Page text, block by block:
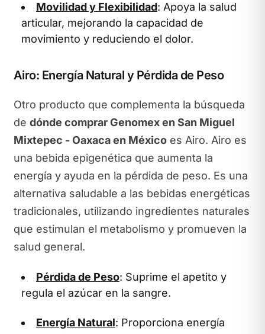
Movilidad y Flexibilidad: Apoya la salud
articular, mejorando la capacidad de
movimiento y reduciendo el dolor.
Airo: Energía Natural y Pérdida de Peso
Otro producto que complementa la búsqueda
de dónde comprar Genomex en San Miguel
Mixtepec - Oaxaca en Méxicoes Airo. Airo es
una bebida epigenética que aumenta la
energía y ayuda en la pérdida de peso. Es una
alternativa saludable a las bebidas energéticas
tradicionales, utilizando ingredientes naturales
que estimulan el metabolismo y promueven la
salud general.
Pérdida de Peso: Suprime el apetito y
regula el azúcar en la sangre.
Energía Natural: Proporciona energía